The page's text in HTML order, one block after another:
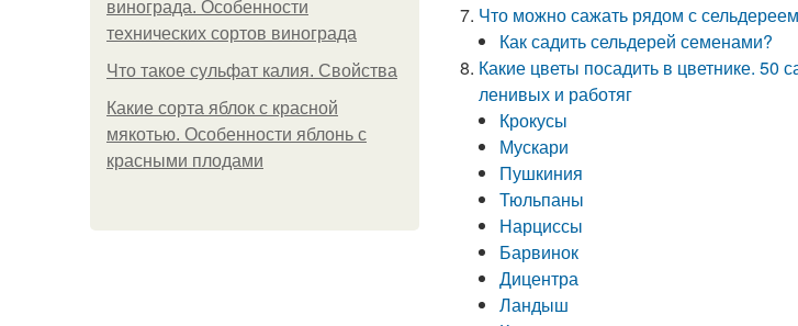
винограда. Особенности
технических сортов винограда
Что такое сульфат калия. Свойства
Какие сорта яблок с красной
мякотью. Особенности яблонь с
красными плодами
Что можно сажать рядом с
Как садить сельдерей семенами?
Какие цветы посадить в цветнике. 50
ленивых и работяг
Крокусы
Мускари
Пушкиния
Тюльпаны
Нарциссы
Барвинок
Дицентра
Ландыш